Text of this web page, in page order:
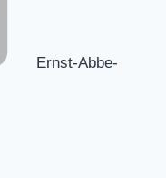
Ernst-Abbe-